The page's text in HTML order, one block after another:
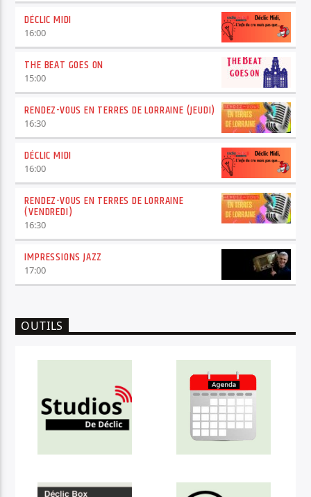
DÉCLIC MIDI
16:00
THE BEAT GOES ON
15:00
RENDEZ-VOUS EN TERRES DE LORRAINE (JEUDI)
16:30
DÉCLIC MIDI
16:00
RENDEZ-VOUS EN TERRES DE LORRAINE
(VENDREDI)
16:30
IMPRESSIONS JAZZ
17:00
OUTILS